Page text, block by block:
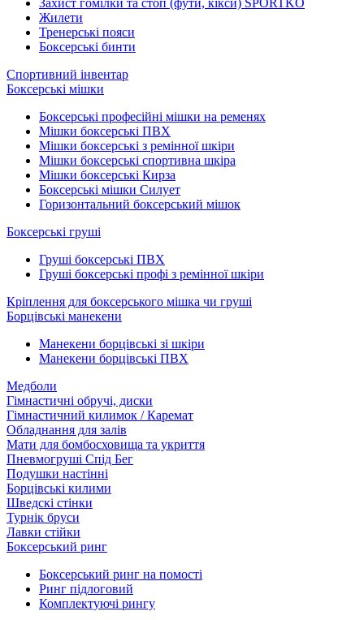
Захист гомілки та стоп (фути, кікси) SPORTKO
Жилети
Тренерські пояси
Боксерські бинти
Спортивний інвентар
Боксерські мішки
Боксерські професійні мішки на ременях
Мішки боксерські ПВХ
Мішки боксерські з ремінної шкіри
Мішки боксерські спортивна шкіра
Мішки боксерські Кирза
Боксерські мішки Силует
Горизонтальний боксерський мішок
Боксерські груші
Груші боксерські ПВХ
Груші боксерські профі з ремінної шкіри
Кріплення для боксерського мішка чи груші
Борцівські манекени
Манекени борцівські зі шкіри
Манекени борцівські ПВХ
Медболи
Гімнастичні обручі, диски
Гімнастичний килимок / Каремат
Обладнання для залів
Мати для бомбосховища та укриття
Пневмогруші Спід Бег
Подушки настінні
Борцівські килими
Шведскі стінки
Турнік бруси
Лавки стійки
Боксерський ринг
Боксерський ринг на помості
Ринг підлоговий
Комплектуючі рингу